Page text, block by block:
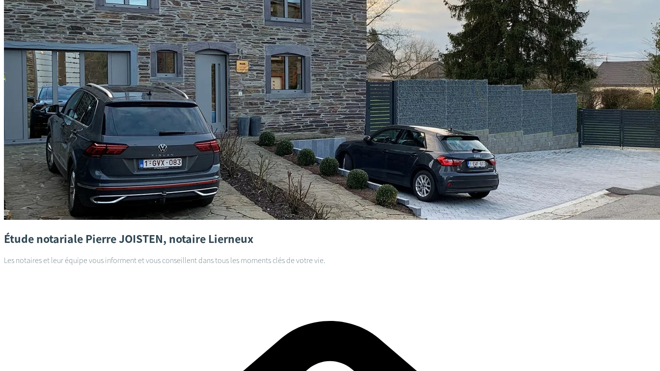
Étude notariale Pierre JOISTEN, notaire Lierneux
Les notaires et leur équipe vous informent et vous conseillent dans tous les moments clés de votre vie.